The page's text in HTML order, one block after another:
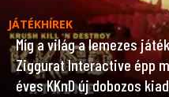
JÁTÉKHÍREK
Míg a világ a lemezes
Ziggurat Interactive épp
éves KKnD új dobozos